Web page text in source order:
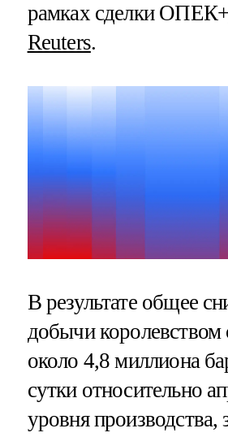
рамках сделки
Reuters.
В результате общее
добычи королевством
около 4,8 миллиона
сутки относительно
уровня производства,